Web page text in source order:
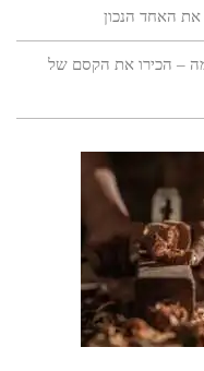
את האחד הנכון
– הכירו את הקסם של